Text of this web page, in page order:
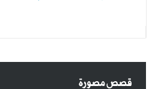
قصص مصورة